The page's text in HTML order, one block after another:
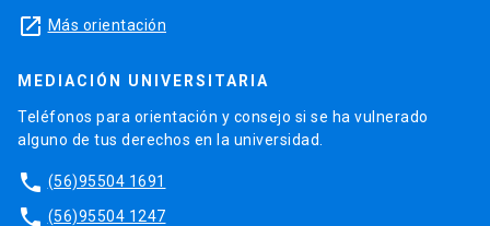
launch Más orientación
MEDIACIÓN UNIVERSITARIA
Teléfonos para orientación y consejo si se ha vulnerado
alguno de tus derechos en la universidad.
phone (56)95504 1691
phone (56)95504 1247